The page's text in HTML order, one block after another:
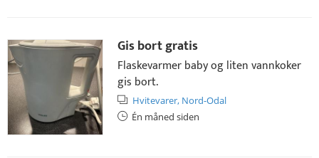
Gis bort gratis
Flaskevarmer baby og liten vannkoker
gis bort.
Hvitevarer, Nord-Odal
Én måned siden